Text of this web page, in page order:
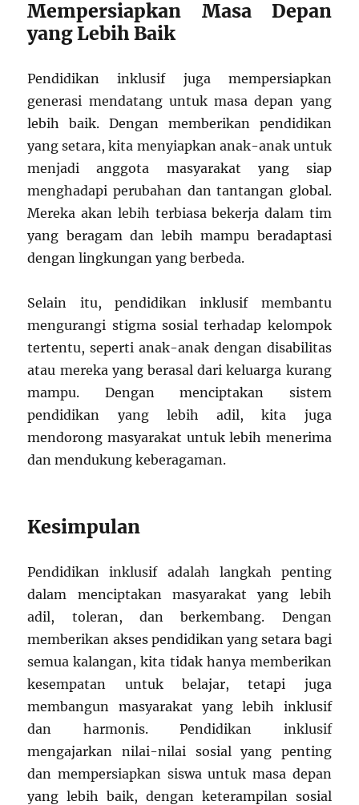
Mempersiapkan Masa Depan
yang Lebih Baik
Pendidikan inklusif juga mempersiapkan
generasi mendatang untuk masa depan yang
lebih baik. Dengan memberikan pendidikan
yang setara, kita menyiapkan anak-anak untuk
menjadi anggota masyarakat yang siap
menghadapi perubahan dan tantangan global.
Mereka akan lebih terbiasa bekerja dalam tim
yang beragam dan lebih mampu beradaptasi
dengan lingkungan yang berbeda.
Selain itu, pendidikan inklusif membantu
mengurangi stigma sosial terhadap kelompok
tertentu, seperti anak-anak dengan disabilitas
atau mereka yang berasal dari keluarga kurang
mampu. Dengan menciptakan sistem
pendidikan yang lebih adil, kita juga
mendorong masyarakat untuk lebih menerima
dan mendukung keberagaman.
Kesimpulan
Pendidikan inklusif adalah langkah penting
dalam menciptakan masyarakat yang lebih
adil, toleran, dan berkembang. Dengan
memberikan akses pendidikan yang setara bagi
semua kalangan, kita tidak hanya memberikan
kesempatan untuk belajar, tetapi juga
membangun masyarakat yang lebih inklusif
dan harmonis. Pendidikan inklusif
mengajarkan nilai-nilai sosial yang penting
dan mempersiapkan siswa untuk masa depan
yang lebih baik, dengan keterampilan sosial